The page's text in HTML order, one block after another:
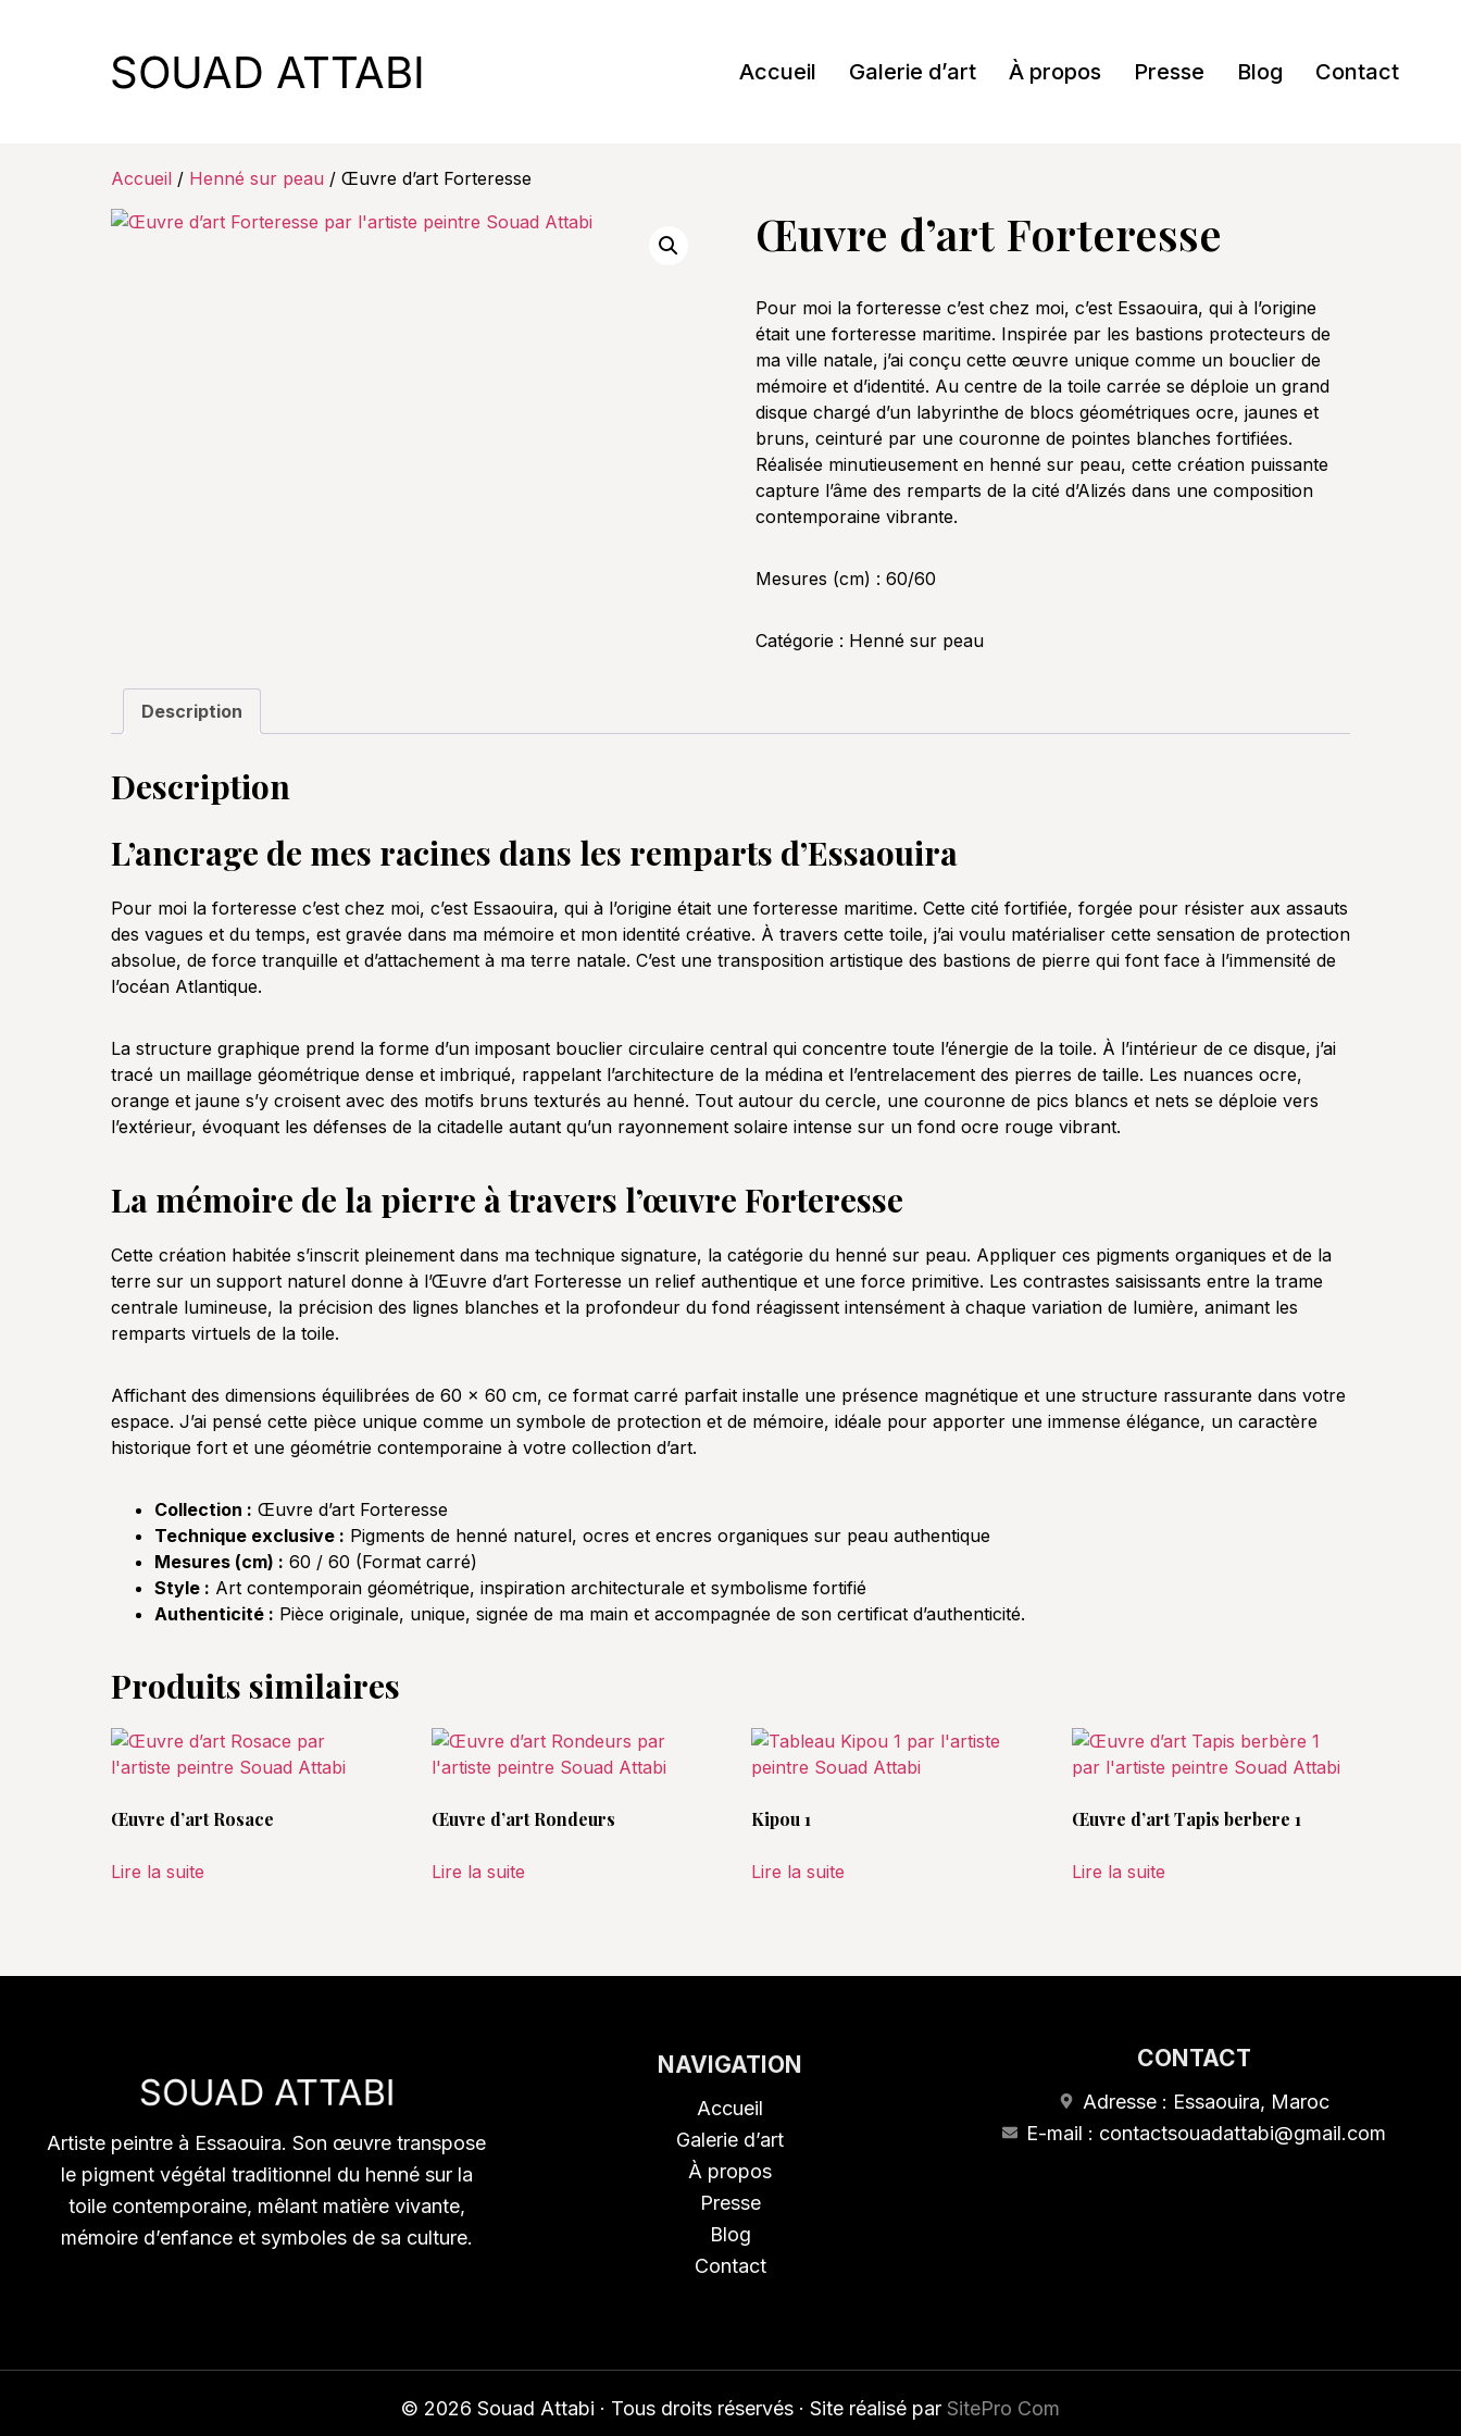
Accueil Galerie d’art À propos Presse Blog Contact
Accueil / Henné sur peau / Œuvre d’art Forteresse
Œuvre d’art Forteresse
Pour moi la forteresse c’est chez moi, c’est Essaouira, qui à l’origine
était une forteresse maritime. Inspirée par les bastions protecteurs de
ma ville natale, j’ai conçu cette œuvre unique comme un bouclier de
mémoire et d’identité. Au centre de la toile carrée se déploie un grand
disque chargé d’un labyrinthe de blocs géométriques ocre, jaunes et
bruns, ceinturé par une couronne de pointes blanches fortifiées.
Réalisée minutieusement en henné sur peau, cette création puissante
capture l’âme des remparts de la cité d’Alizés dans une composition
contemporaine vibrante.
Mesures (cm) : 60/60
Catégorie : Henné sur peau
Description
Description
L’ancrage de mes racines dans les remparts d’Essaouira
Pour moi la forteresse c’est chez moi, c’est Essaouira, qui à l’origine était une forteresse maritime. Cette cité fortifiée, forgée pour résister aux assauts
des vagues et du temps, est gravée dans ma mémoire et mon identité créative. À travers cette toile, j’ai voulu matérialiser cette sensation de protection
absolue, de force tranquille et d’attachement à ma terre natale. C’est une transposition artistique des bastions de pierre qui font face à l’immensité de
l’océan Atlantique.
La structure graphique prend la forme d’un imposant bouclier circulaire central qui concentre toute l’énergie de la toile. À l’intérieur de ce disque, j’ai
tracé un maillage géométrique dense et imbriqué, rappelant l’architecture de la médina et l’entrelacement des pierres de taille. Les nuances ocre,
orange et jaune s’y croisent avec des motifs bruns texturés au henné. Tout autour du cercle, une couronne de pics blancs et nets se déploie vers
l’extérieur, évoquant les défenses de la citadelle autant qu’un rayonnement solaire intense sur un fond ocre rouge vibrant.
La mémoire de la pierre à travers l’œuvre Forteresse
Cette création habitée s’inscrit pleinement dans ma technique signature, la catégorie du henné sur peau. Appliquer ces pigments organiques et de la
terre sur un support naturel donne à l’Œuvre d’art Forteresse un relief authentique et une force primitive. Les contrastes saisissants entre la trame
centrale lumineuse, la précision des lignes blanches et la profondeur du fond réagissent intensément à chaque variation de lumière, animant les
remparts virtuels de la toile.
Affichant des dimensions équilibrées de 60 x 60 cm, ce format carré parfait installe une présence magnétique et une structure rassurante dans votre
espace. J’ai pensé cette pièce unique comme un symbole de protection et de mémoire, idéale pour apporter une immense élégance, un caractère
historique fort et une géométrie contemporaine à votre collection d’art.
Collection : Œuvre d’art Forteresse
Technique exclusive : Pigments de henné naturel, ocres et encres organiques sur peau authentique
Mesures (cm) : 60 / 60 (Format carré)
Style : Art contemporain géométrique, inspiration architecturale et symbolisme fortifié
Authenticité : Pièce originale, unique, signée de ma main et accompagnée de son certificat d’authenticité.
Produits similaires
Œuvre d’art Rosace
Lire la suite
Œuvre d’art Rondeurs
Lire la suite
Kipou 1
Lire la suite
Œuvre d’art Tapis berbere 1
Lire la suite
Artiste peintre à Essaouira. Son œuvre transpose
le pigment végétal traditionnel du henné sur la
toile contemporaine, mêlant matière vivante,
mémoire d’enfance et symboles de sa culture.
NAVIGATION
Accueil
Galerie d’art
À propos
Presse
Blog
Contact
CONTACT
Adresse : Essaouira, Maroc
E-mail : contactsouadattabi@gmail.com
© 2026 Souad Attabi · Tous droits réservés · Site réalisé par SitePro Com